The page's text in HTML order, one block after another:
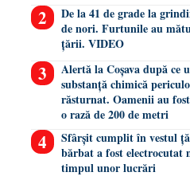
De la 41 de grade la
de nori. Furtunile au
țării. VIDEO
Alertă la Coșava după ce
substanță chimică
răsturnat. Oamenii au
o rază de 200 de metri
Sfârșit cumplit în vestul
bărbat a fost electrocutat
timpul unor lucrări